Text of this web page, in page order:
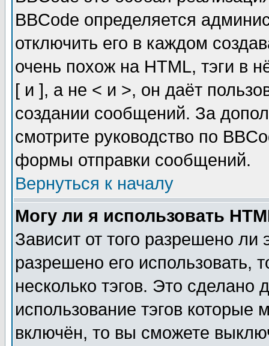
BBCode определяется
отключить его в каждом
очень похож на HTML, тэги в
[ и ], а не < и >, он даёт
создании сообщений. За
смотрите руководство по
формы отправки сообщений.
Вернуться к началу
Могу ли я использовать
Зависит от того разрешено
разрешено его использовать,
несколько тэгов. Это сделано
использование тэгов
включён, то вы сможете